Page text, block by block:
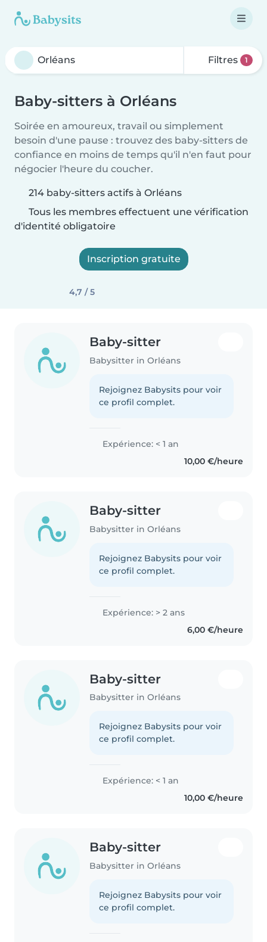
Filtres 1
Baby-sitters à Orléans
Soirée en amoureux, travail ou simplement
besoin d'une pause : trouvez des baby-sitters de
confiance en moins de temps qu'il n'en faut pour
négocier l'heure du coucher.
214 baby-sitters actifs à Orléans
Tous les membres effectuent une vérification
d'identité obligatoire
Inscription gratuite
4,7 / 5
Baby-sitter
Babysitter in Orléans
Rejoignez Babysits pour voir
ce profil complet.
Expérience: < 1 an
10,00 €/heure
Baby-sitter
Babysitter in Orléans
Rejoignez Babysits pour voir
ce profil complet.
Expérience: > 2 ans
6,00 €/heure
Baby-sitter
Babysitter in Orléans
Rejoignez Babysits pour voir
ce profil complet.
Expérience: < 1 an
10,00 €/heure
Baby-sitter
Babysitter in Orléans
Rejoignez Babysits pour voir
ce profil complet.